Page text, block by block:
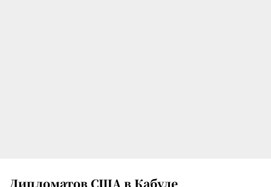
Дипломатов США в Кабуле